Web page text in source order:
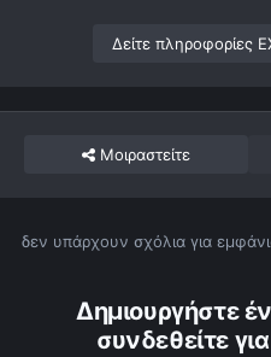
Δείτε πληροφορίες
Μοιραστείτε
δεν υπάρχουν σχόλια για
Δημιουργήστε
συνδεθείτε